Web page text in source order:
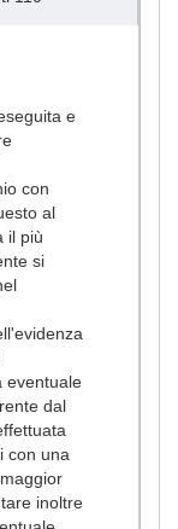
e
con
al
il più
si
eventuale
dal
con una
inoltre